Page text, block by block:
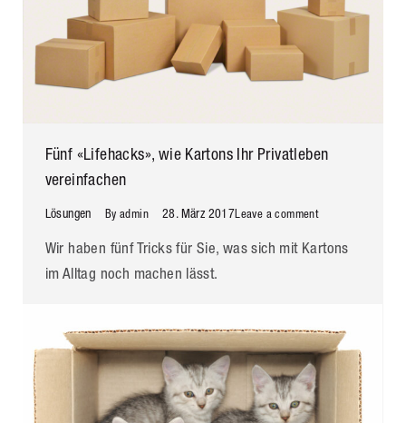
Fünf «Lifehacks», wie Kartons Ihr Privatleben
vereinfachen
Lösungen By admin 28. März 2017 Leave a comment
Wir haben fünf Tricks für Sie, was sich mit Kartons
im Alltag noch machen lässt.